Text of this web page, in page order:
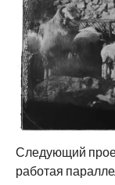
Следующий
работая